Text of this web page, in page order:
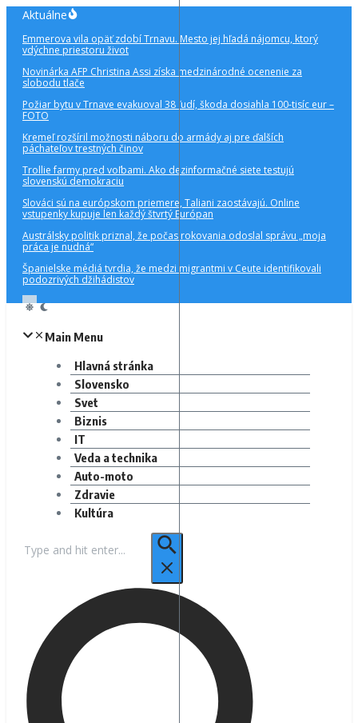
Preskočiť
obsah
Aktuálne
Emmerova vila opäť zdobí Trnavu. Mesto jej hľadá nájomcu, ktorý
vdýchne priestoru život
Novinárka AFP Christina Assi získa medzinárodné ocenenie za
slobodu tlače
Požiar bytu v Trnave evakuoval 38 ľudí, škoda dosiahla 100-tisíc eur –
FOTO
Kremeľ rozšíril možnosti náboru do armády aj pre ďalších
páchateľov trestných činov
Trollie farmy pred voľbami. Ako dezinformačné siete testujú
slovenskú demokraciu
Slováci sú na európskom priemere, Taliani zaostávajú. Online
vstupenky kupuje len každý štvrtý Európan
Austrálsky politik priznal, že počas rokovania odoslal správu „moja
práca je nudná“
Španielske médiá tvrdia, že medzi migrantmi v Ceute identifikovali
podozrivých džihádistov
Main Menu
Hlavná stránka
Slovensko
Svet
Biznis
IT
Veda a technika
Auto-moto
Zdravie
Kultúra